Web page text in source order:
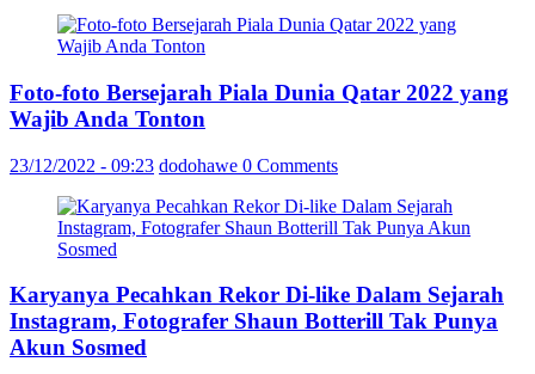
Foto-foto Bersejarah Piala Dunia Qatar 2022 yang
Wajib Anda Tonton
23/12/2022 - 09:23 dodohawe 0 Comments
Karyanya Pecahkan Rekor Di-like Dalam Sejarah
Instagram, Fotografer Shaun Botterill Tak Punya
Akun Sosmed